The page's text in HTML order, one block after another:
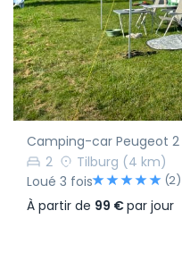
Camping-car Peugeot
2
Tilburg (4 km)
Loué 3 fois
(2)
À partir de 99 €par jour